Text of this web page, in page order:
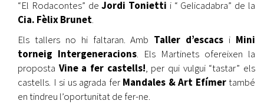
“El Rodacontes” deJordi Tonietti i “ Gelicadabra” de la
Cia. FèlixBrunet.
Els tallers no hi faltaran. Amb Taller d’escacs i Mini
torneig Intergeneracions. Els Martinets ofereixen la
proposta Vine a fer castells!, per qui vulgui “tastar” els
castells. I si us agrada fer Mandales & Art Efímertambé
en tindreu l’oportunitat de fer-ne.